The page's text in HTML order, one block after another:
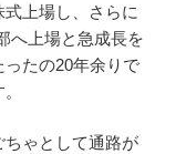
上場し、さらに
へ上場と急成長を
たの20年余りで
ちゃとして通路が